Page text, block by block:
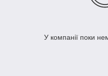
У компанії поки